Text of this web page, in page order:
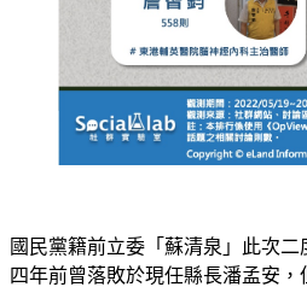
國民黨籍前立委「蘇清泉」此次
四年前曾落敗於現任縣長潘孟安